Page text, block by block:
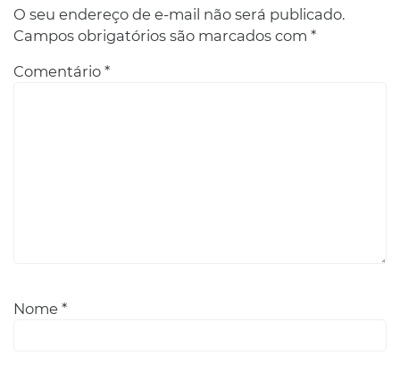
O seu endereço de e-mail não será publicado.
Campos obrigatórios são marcados com *
Comentário *
Nome *